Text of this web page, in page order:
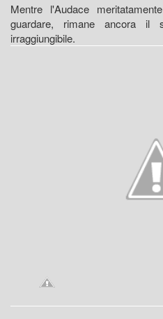
Mentre l'Audace
guardare, rimane ancora
irraggiungibile.